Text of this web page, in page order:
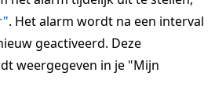
. Het alarm wordt na een interval
geactiveerd. Deze
weergegeven in je "Mijn